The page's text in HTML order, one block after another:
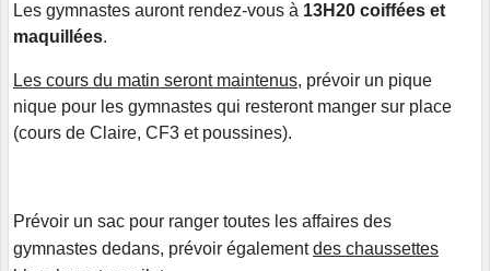
Les gymnastes auront rendez-vous à 13H20 coiffées et
maquillées.
Les cours du matin seront maintenus, prévoir un pique
nique pour les gymnastes qui resteront manger sur place
(cours de Claire, CF3 et poussines).
Prévoir un sac pour ranger toutes les affaires des
gymnastes dedans, prévoir égalementdes chaussettes